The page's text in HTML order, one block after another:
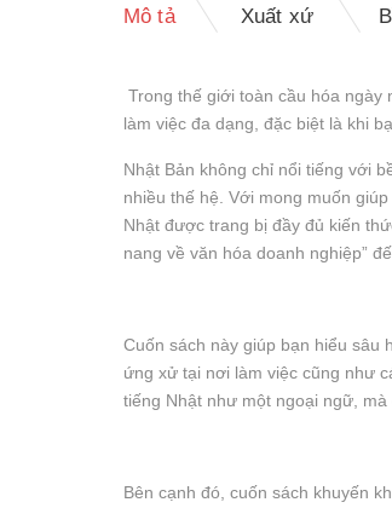
Mô tả Xuất xứ
Trong thế giới toàn cầu hóa ngày
làm việc đa dạng, đặc biệt là khi
Nhật Bản không chỉ nổi tiếng với
nhiều thế hệ. Với mong muốn
Nhật được trang bị đầy đủ kiến
nang về văn hóa doanh nghiệp”
Cuốn sách này giúp bạn hiểu sâu
ứng xử tại nơi làm việc cũng như
tiếng Nhật như một ngoại ngữ,
Bên cạnh đó, cuốn sách khuyến